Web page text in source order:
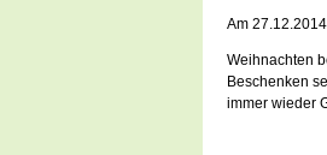
Am
Weihnachten
Beschenken
immer wieder